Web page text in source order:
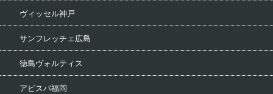
ヴィッセル神戸
サンフレッチェ広島
徳島ヴォルティス
アビスパ福岡